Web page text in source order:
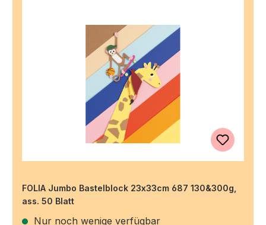
FOLIA Jumbo Bastelblock 23x33cm 687 130&300g,
ass. 50 Blatt
Nur noch wenige verfügbar